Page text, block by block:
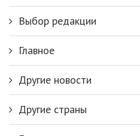
Выбор редакции
Главное
Другие новости
Другие страны